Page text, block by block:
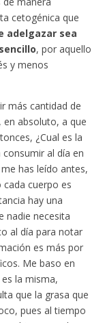
cetogénica que
adelgazar sea
, por aquello
y menos
más cantidad de
en absoluto, a que
¿Cual es la
al día en
has leído antes,
cuerpo es
hay una
nadie necesita
al día para notar
es más por
Me baso en
la misma,
que la grasa que
pues al tiempo